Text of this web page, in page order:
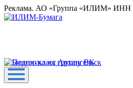
Реклама. АО «Группа «ИЛИМ» ИНН